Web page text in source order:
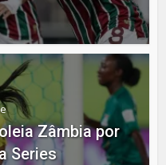
Zâmbia por
Series